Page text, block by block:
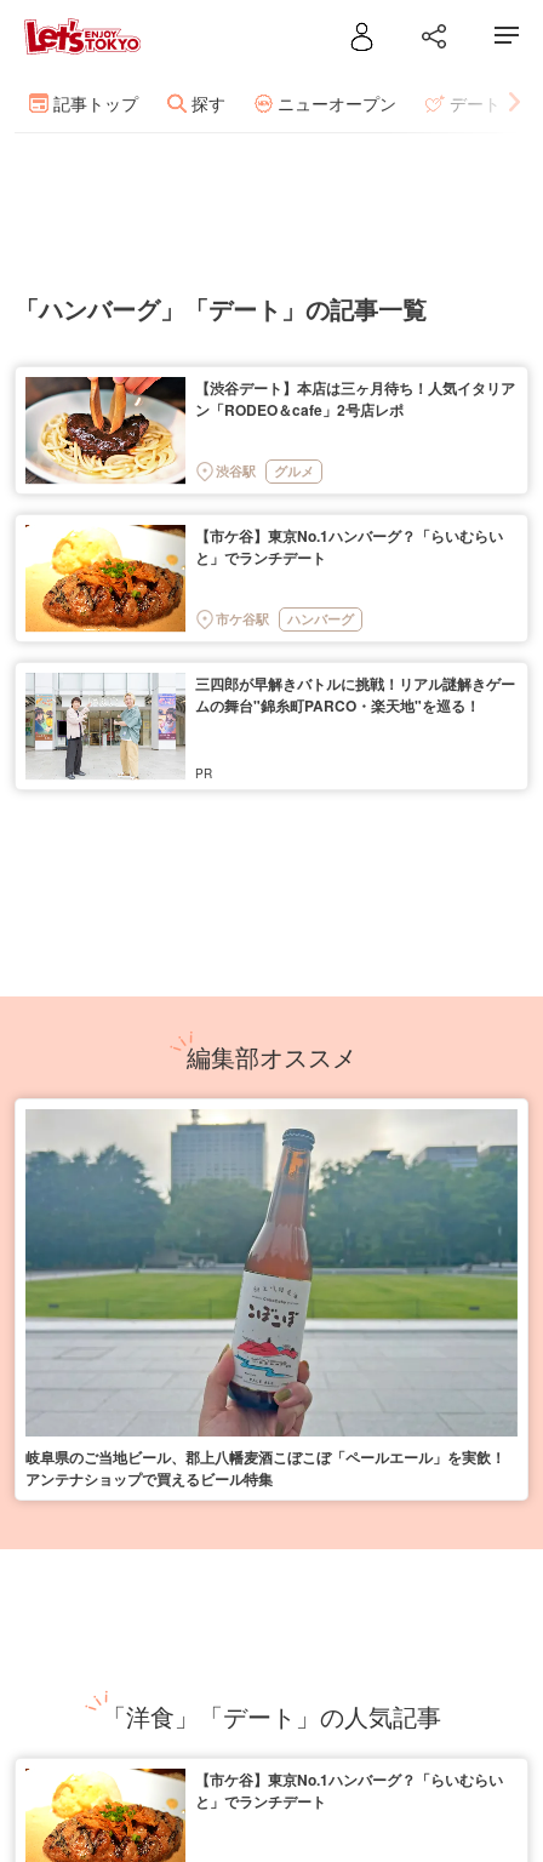
記事トップ 探す ニューオープン デート
「ハンバーグ」「デート」の記事一覧
【渋谷デート】本店は三ヶ月待ち！人気イタリア
ン「RODEO＆cafe」2号店レポ
渋谷駅 グルメ
【市ケ谷】東京No.1ハンバーグ？「らいむらい
と」でランチデート
市ケ谷駅 ハンバーグ
三四郎が早解きバトルに挑戦！リアル謎解きゲー
ムの舞台"錦糸町PARCO・楽天地"を巡る！
編集部オススメ
岐阜県のご当地ビール、郡上八幡麦酒こぼこぼ「ペールエール」を実飲！
アンテナショップで買えるビール特集
「洋食」「デート」の人気記事
【市ケ谷】東京No.1ハンバーグ？「らいむらい
と」でランチデート